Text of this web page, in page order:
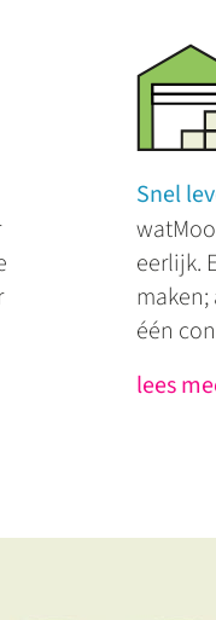
Snel
eerlijk.
één
lees